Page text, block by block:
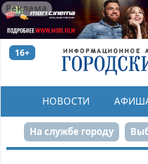
Реклама
16+
НОВОСТИ
На службе городу